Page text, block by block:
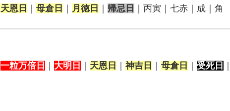
天恩日 ｜ 母倉日 ｜ 月徳日 ｜ 帰忌日 ｜丙寅｜七赤｜成｜角
一粒万倍日 ｜ 大明日 ｜ 天恩日 ｜ 神吉日 ｜ 母倉日 ｜ 受死日